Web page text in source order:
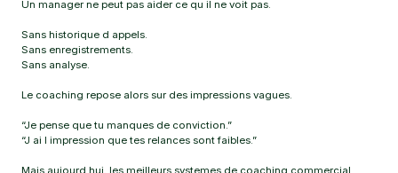
Un manager ne peut pas aider ce qu il ne voit pas.
Sans historique d appels.
Sans enregistrements.
Sans analyse.
Le coaching repose alors sur des impressions vagues.
“Je pense que tu manques de conviction.”
“J ai l impression que tes relances sont faibles.”
Mais aujourd hui, les meilleurs systemes de coaching commercial